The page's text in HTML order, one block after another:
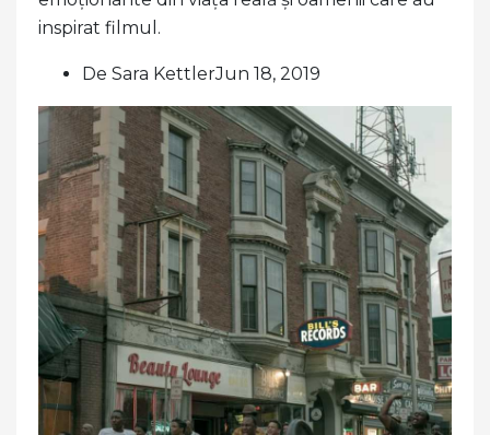
inspirat filmul.
De Sara KettlerJun 18, 2019